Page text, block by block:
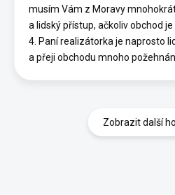
musím Vám z Moravy
a lidský přístup, ačkoliv obchod
4. Paní realizátorka je naprosto
a přeji obchodu mnoho
Zobrazit další